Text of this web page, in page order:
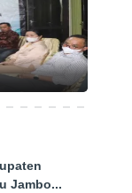
Jambo...